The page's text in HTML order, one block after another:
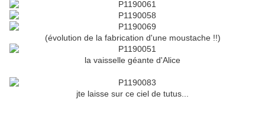
(évolution de la fabrication d'une moustache !!)
la vaisselle géante d'Alice
jte laisse sur ce ciel de tutus...